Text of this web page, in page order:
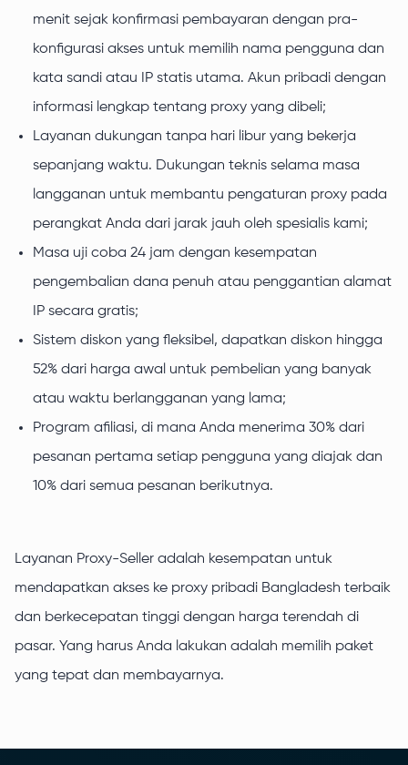
menit sejak konfirmasi pembayaran dengan pra-
konfigurasi akses untuk memilih nama pengguna dan
kata sandi atau IP statis utama. Akun pribadi dengan
informasi lengkap tentang proxy yang dibeli;
Layanan dukungan tanpa hari libur yang bekerja
sepanjang waktu. Dukungan teknis selama masa
langganan untuk membantu pengaturan proxy pada
perangkat Anda dari jarak jauh oleh spesialis kami;
Masa uji coba 24 jam dengan kesempatan
pengembalian dana penuh atau penggantian alamat
IP secara gratis;
Sistem diskon yang fleksibel, dapatkan diskon hingga
52% dari harga awal untuk pembelian yang banyak
atau waktu berlangganan yang lama;
Program afiliasi, di mana Anda menerima 30% dari
pesanan pertama setiap pengguna yang diajak dan
10% dari semua pesanan berikutnya.
Layanan Proxy-Seller adalah kesempatan untuk
mendapatkan akses ke proxy pribadi Bangladesh terbaik
dan berkecepatan tinggi dengan harga terendah di
pasar. Yang harus Anda lakukan adalah memilih paket
yang tepat dan membayarnya.